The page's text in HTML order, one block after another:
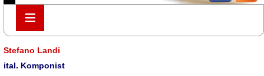
≡
≡
Stefano Landi
ital. Komponist